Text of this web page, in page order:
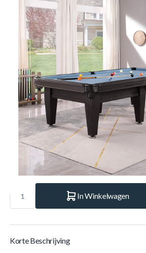
Imperator
Black-Oak 9FT
SKU:TT.PC0263 Merk:TopTable
€ 3.249.–
was € 3.736,69-13%
Aanpasbare opties:
Heeft u graag dat wij de tafel bij u installeren
In Winkelwagen
Korte Beschrijving